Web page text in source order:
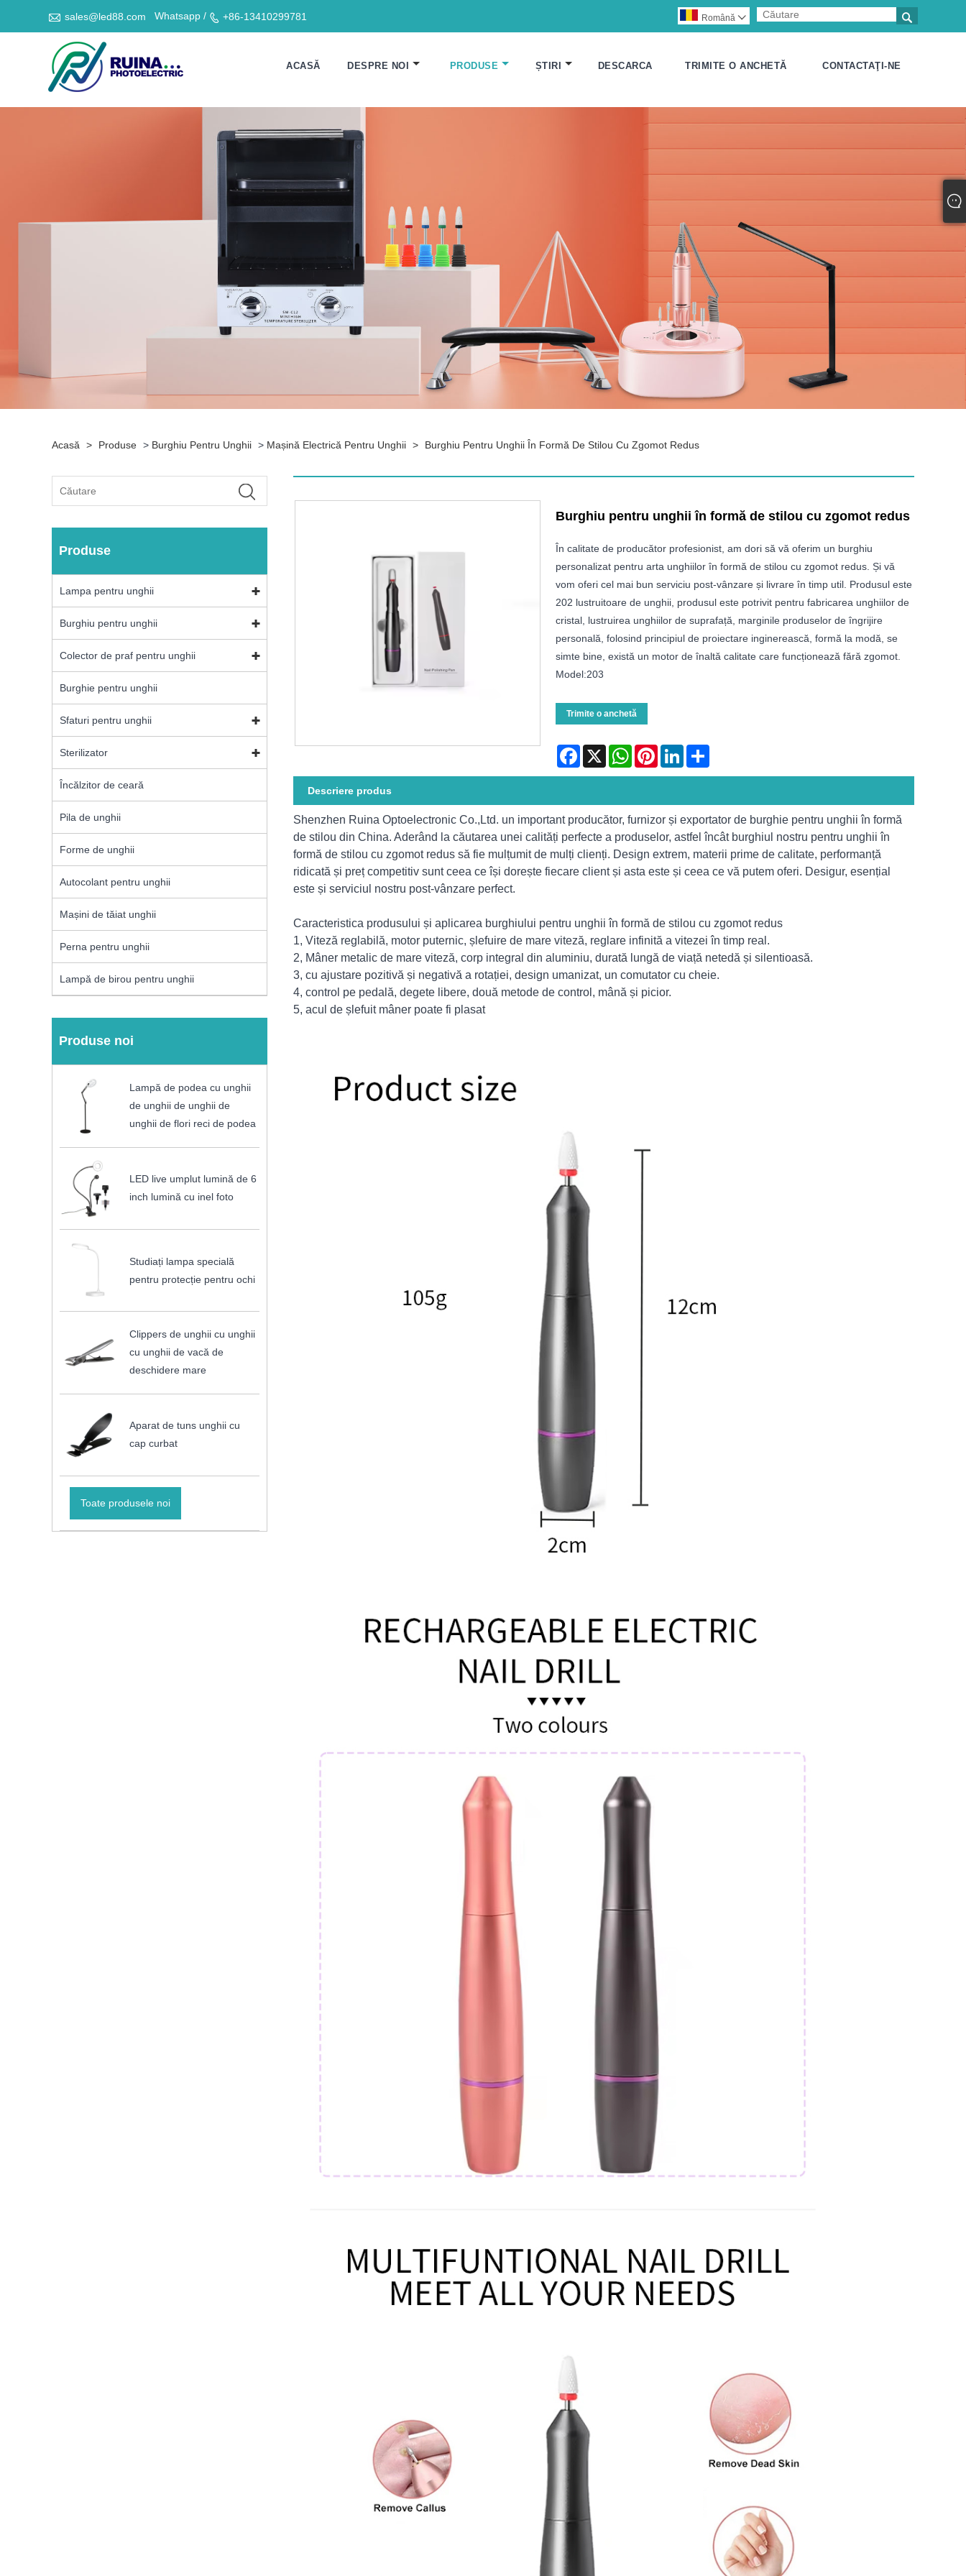
 sales@led88.com Whatsapp /  +86-13410299781 
Română 
ACASĂ DESPRE NOI PRODUSE ȘTIRI DESCARCA TRIMITE O ANCHETĂ CONTACTAŢI-NE
Acasă > Produse > Burghiu Pentru Unghii > Mașină Electrică Pentru Unghii > Burghiu Pentru Unghii În Formă De Stilou Cu Zgomot Redus
Produse
Lampa pentru unghii
Burghiu pentru unghii
Colector de praf pentru unghii
Burghie pentru unghii
Sfaturi pentru unghii
Sterilizator
Încălzitor de ceară
Pila de unghii
Forme de unghii
Autocolant pentru unghii
Mașini de tăiat unghii
Perna pentru unghii
Lampă de birou pentru unghii
Produse noi
Lampă de podea cu unghii
de unghii de unghii de
unghii de flori reci de podea
LED live umplut lumină de 6
inch lumină cu inel foto
Studiați lampa specială
pentru protecție pentru ochi
Clippers de unghii cu unghii
cu unghii de vacă de
deschidere mare
Aparat de tuns unghii cu
cap curbat
Toate produsele noi
Burghiu pentru unghii în formă de stilou cu zgomot redus
În calitate de producător profesionist, am dori să vă oferim un burghiu
personalizat pentru arta unghiilor în formă de stilou cu zgomot redus. Și vă
vom oferi cel mai bun serviciu post-vânzare și livrare în timp util. Produsul este
202 lustruitoare de unghii, produsul este potrivit pentru fabricarea unghiilor de
cristal, lustruirea unghiilor de suprafață, marginile produselor de îngrijire
personală, folosind principiul de proiectare inginerească, formă la modă, se
simte bine, există un motor de înaltă calitate care funcționează fără zgomot.
Model:203
Trimite o anchetă
Facebook
X WhatsAppPinterestLinkedInShare
Descriere produs
Shenzhen Ruina Optoelectronic Co.,Ltd. un important producător, furnizor și exportator de burghie pentru unghii în formă
de stilou din China. Aderând la căutarea unei calități perfecte a produselor, astfel încât burghiul nostru pentru unghii în
formă de stilou cu zgomot redus să fie mulțumit de mulți clienți. Design extrem, materii prime de calitate, performanță
ridicată și preț competitiv sunt ceea ce își dorește fiecare client și asta este și ceea ce vă putem oferi. Desigur, esențial
este și serviciul nostru post-vânzare perfect.
Caracteristica produsului și aplicarea burghiului pentru unghii în formă de stilou cu zgomot redus
1, Viteză reglabilă, motor puternic, șlefuire de mare viteză, reglare infinită a vitezei în timp real.
2, Mâner metalic de mare viteză, corp integral din aluminiu, durată lungă de viață netedă și silentioasă.
3, cu ajustare pozitivă și negativă a rotației, design umanizat, un comutator cu cheie.
4, control pe pedală, degete libere, două metode de control, mână și picior.
5, acul de șlefuit mâner poate fi plasat